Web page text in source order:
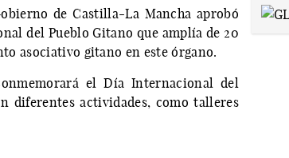
de Castilla-La Mancha aprobó
del Pueblo Gitano que amplía de 20
asociativo gitano en este órgano.
el Día Internacional del
diferentes actividades, como talleres